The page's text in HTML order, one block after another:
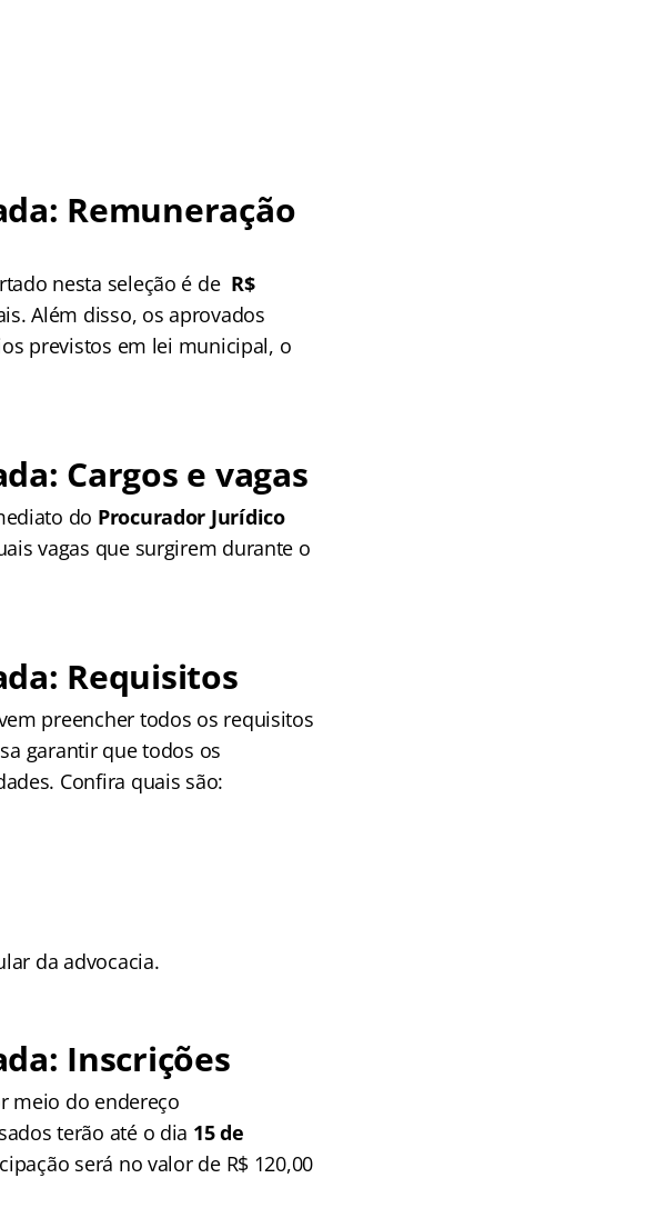
Remuneração
nesta seleção é de R$
Além disso, os aprovados
previstos em lei municipal, o
Cargos e vagas
do Procurador Jurídico
vagas que surgirem durante o
Requisitos
preencher todos os requisitos
garantir que todos os
Confira quais são:
da advocacia.
Inscrições
meio do endereço
terão até o dia 15 de
será no valor de R$ 120,00